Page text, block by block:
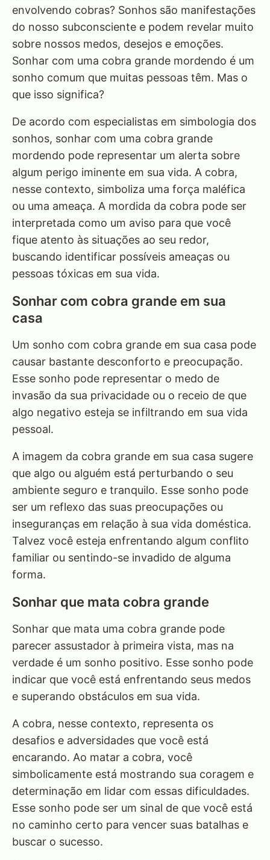
envolvendo cobras? Sonhos são manifestações
do nosso subconsciente e podem revelar muito
sobre nossos medos, desejos e emoções.
Sonhar com uma cobra grande mordendo é um
sonho comum que muitas pessoas têm. Mas o
que isso significa?
De acordo com especialistas em simbologia dos
sonhos, sonhar com uma cobra grande
mordendo pode representar um alerta sobre
algum perigo iminente em sua vida. A cobra,
nesse contexto, simboliza uma força maléfica
ou uma ameaça. A mordida da cobra pode ser
interpretada como um aviso para que você
fique atento às situações ao seu redor,
buscando identificar possíveis ameaças ou
pessoas tóxicas em sua vida.
Sonhar com cobra grande em sua
casa
Um sonho com cobra grande em sua casa pode
causar bastante desconforto e preocupação.
Esse sonho pode representar o medo de
invasão da sua privacidade ou o receio de que
algo negativo esteja se infiltrando em sua vida
pessoal.
A imagem da cobra grande em sua casa sugere
que algo ou alguém está perturbando o seu
ambiente seguro e tranquilo. Esse sonho pode
ser um reflexo das suas preocupações ou
inseguranças em relação à sua vida doméstica.
Talvez você esteja enfrentando algum conflito
familiar ou sentindo-se invadido de alguma
forma.
Sonhar que mata cobra grande
Sonhar que mata uma cobra grande pode
parecer assustador à primeira vista, mas na
verdade é um sonho positivo. Esse sonho pode
indicar que você está enfrentando seus medos
e superando obstáculos em sua vida.
A cobra, nesse contexto, representa os
desafios e adversidades que você está
encarando. Ao matar a cobra, você
simbolicamente está mostrando sua coragem e
determinação em lidar com essas dificuldades.
Esse sonho pode ser um sinal de que você está
no caminho certo para vencer suas batalhas e
buscar o sucesso.